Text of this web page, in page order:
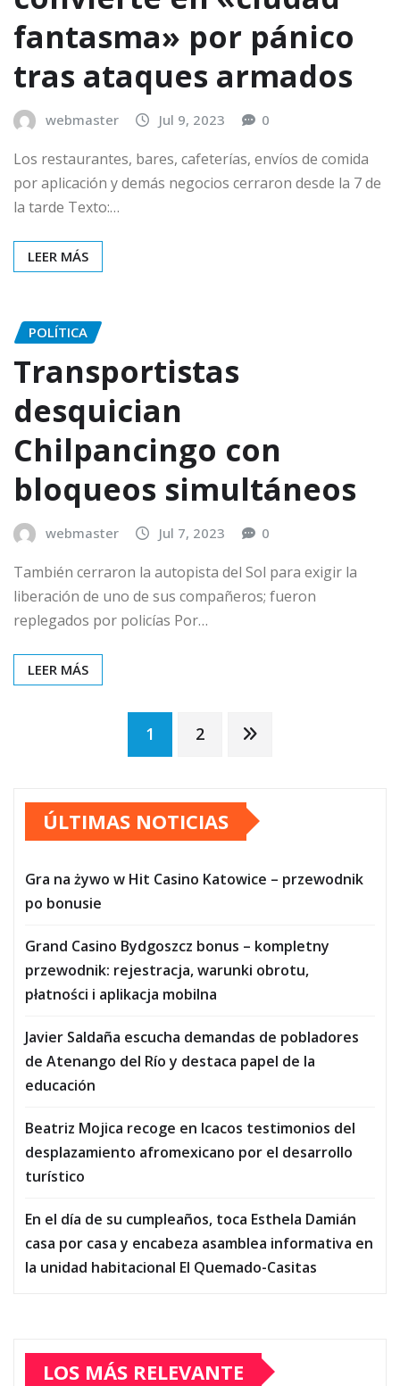
fantasma» por pánico
tras ataques armados
webmaster Jul 9, 2023 0
Los restaurantes, bares, cafeterías, envíos de comida
por aplicación y demás negocios cerraron desde la 7 de
la tarde Texto:…
LEER MÁS
POLÍTICA
Transportistas
desquician
Chilpancingo con
bloqueos simultáneos
webmaster Jul 7, 2023 0
También cerraron la autopista del Sol para exigir la
liberación de uno de sus compañeros; fueron
replegados por policías Por…
LEER MÁS
Paginación
de
entradas
1 2
ÚLTIMAS NOTICIAS
Gra na żywo w Hit Casino Katowice – przewodnik
po bonusie
Grand Casino Bydgoszcz bonus – kompletny
przewodnik: rejestracja, warunki obrotu,
płatności i aplikacja mobilna
Javier Saldaña escucha demandas de pobladores
de Atenango del Río y destaca papel de la
educación
Beatriz Mojica recoge en Icacos testimonios del
desplazamiento afromexicano por el desarrollo
turístico
En el día de su cumpleaños, toca Esthela Damián
casa por casa y encabeza asamblea informativa en
la unidad habitacional El Quemado-Casitas
LOS MÁS RELEVANTE